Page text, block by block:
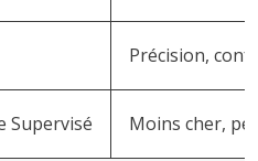
Précision,
Supervisé Moins cher,